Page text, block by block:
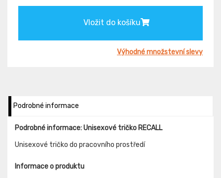
Vložit do košíku
Výhodné množstevní slevy
Podrobné informace
Podrobné informace: Unisexové tričko RECALL
Unisexové tričko do pracovního prostředí
Informace o produktu